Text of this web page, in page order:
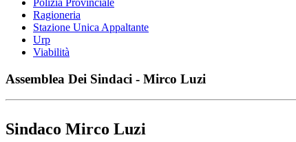
Ragioneria
Stazione Unica Appaltante
Urp
Viabilità
Assemblea Dei Sindaci - Mirco Luzi
Sindaco Mirco Luzi